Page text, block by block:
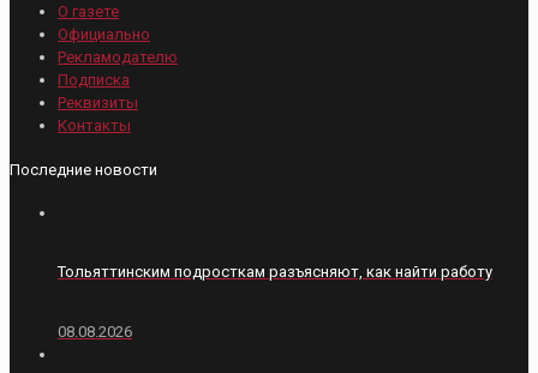
О газете
Официально
Рекламодателю
Подписка
Реквизиты
Контакты
Последние новости
Тольяттинским подросткам разъясняют, как найти работу
08.08.2026